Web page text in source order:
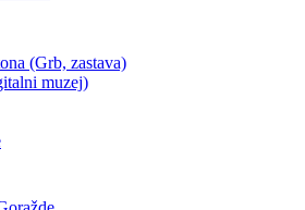
budžeta 2024-2026
(Grb, zastava)
muzej)